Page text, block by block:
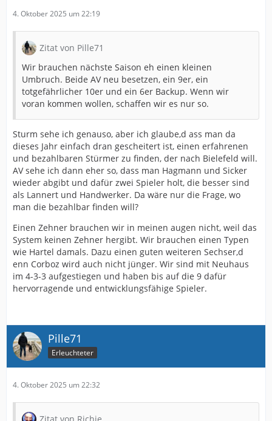
4. Oktober 2025 um 22:19
Zitat von Pille71
Wir brauchen nächste Saison eh einen kleinen
Umbruch. Beide AV neu besetzen, ein 9er, ein
totgefährlicher 10er und ein 6er Backup. Wenn wir
voran kommen wollen, schaffen wir es nur so.
Sturm sehe ich genauso, aber ich glaube,d ass man da
dieses Jahr einfach dran gescheitert ist, einen erfahrenen
und bezahlbaren Stürmer zu finden, der nach Bielefeld will.
AV sehe ich dann eher so, dass man Hagmann und Sicker
wieder abgibt und dafür zwei Spieler holt, die besser sind
als Lannert und Handwerker. Da wäre nur die Frage, wo
man die bezahlbar finden will?
Einen Zehner brauchen wir in meinen augen nicht, weil das
System keinen Zehner hergibt. Wir brauchen einen Typen
wie Hartel damals. Dazu einen guten weiteren Sechser,d
enn Corboz wird auch nicht jünger. Wir sind mit Neuhaus
im 4-3-3 aufgestiegen und haben bis auf die 9 dafür
hervorragende und entwicklungsfähige Spieler.
Pille71
Erleuchteter
4. Oktober 2025 um 22:32